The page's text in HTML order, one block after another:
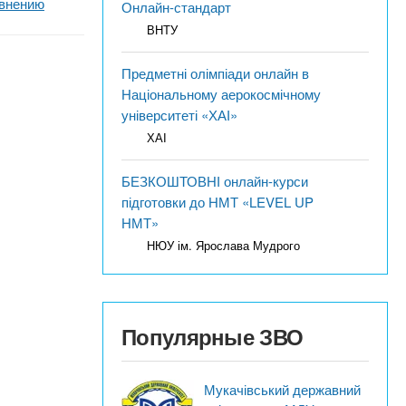
Онлайн-стандарт
ВНТУ
Предметні олімпіади онлайн в
Національному аерокосмічному
університеті «ХАІ»
ХАІ
БЕЗКОШТОВНІ онлайн-курси
підготовки до НМТ «LEVEL UP
НМТ»
НЮУ ім. Ярослава Мудрого
Популярные ЗВО
Мукачівський державний